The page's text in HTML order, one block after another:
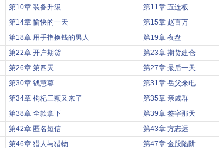
第10章 装备升级 第11章 五连板
第14章 愉快的一天 第15章 赵百万
第18章 用手指换钱的男人 第19章 夜盘
第22章 开户期货 第23章 期货建仓
第26章 第四天 第27章 最后一天
第30章 钱慧蓉 第31章 岳父来电
第34章 枸杞三颗又来了 第35章 亲戚群
第38章 全款拿下 第39章 签字那天
第42章 匿名短信 第43章 方志远
第46章 猎人与猎物 第47章 金股陷阱